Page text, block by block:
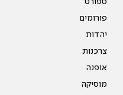
ספורט
פורומים
יהדות
צרכנות
אופנה
מוסיקה